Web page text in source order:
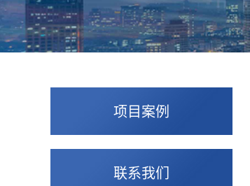
项目案例
联系我们